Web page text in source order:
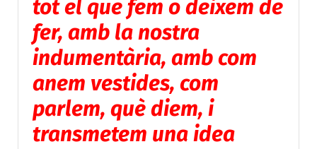
tot el que fem o deixem de
fer, amb la nostra
indumentària, amb com
anem vestides, com
parlem, què diem, i
transmetem una idea